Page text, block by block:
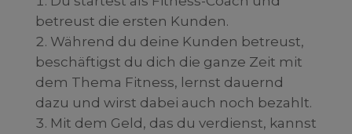
betreust die ersten Kunden.
Während du deine Kunden betreust,
beschäftigst du dich die ganze Zeit mit
dem Thema Fitness, lernst dauernd
dazu und wirst dabei auch noch bezahlt.
Mit dem Geld, das du verdienst, kannst